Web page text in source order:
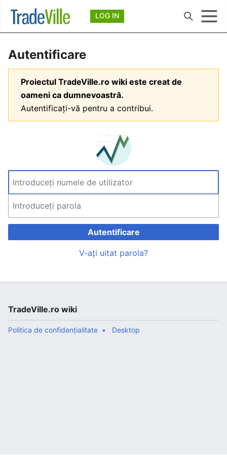
LOG IN
Căutare
Autentificare
Proiectul TradeVille.ro wiki este creat de
oameni ca dumnevoastră.
Autentificați-vă pentru a contribui.
Autentificare
V-ați uitat parola?
TradeVille.ro wiki
Politica de confidențialitate Desktop